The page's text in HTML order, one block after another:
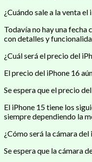
¿Cuándo sale a la venta el
Todavía no hay una fecha
con detalles y
¿Cuál será el precio del
El precio del iPhone 16
Se espera que el precio
El iPhone 15 tiene los
siempre dependiendo la
¿Cómo será la cámara del
Se espera que la cámara